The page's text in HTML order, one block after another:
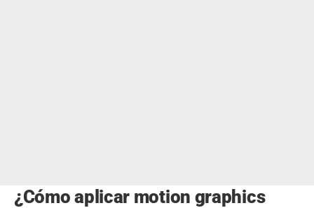
¿Cómo aplicar motion graphics